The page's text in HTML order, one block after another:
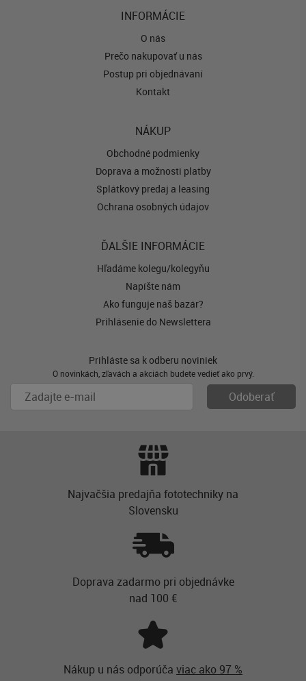
INFORMÁCIE
O nás
Prečo nakupovať u nás
Postup pri objednávaní
Kontakt
NÁKUP
Obchodné podmienky
Doprava a možnosti platby
Splátkový predaj a leasing
Ochrana osobných údajov
ĎALŠIE INFORMÁCIE
Hľadáme kolegu/kolegyňu
Napíšte nám
Ako funguje náš bazár?
Prihlásenie do Newslettera
Prihláste sa k odberu noviniek
O novinkách, zľavách a akciách budete vedieť ako prvý.
Najvačšia predajňa fototechniky na
Slovensku
Doprava zadarmo pri objednávke
nad 100 €
Nákup u nás odporúča viac ako 97 %